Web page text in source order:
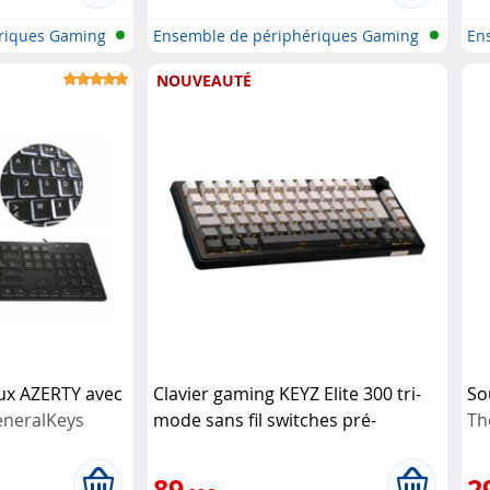
Gaming Ensemble de périphériques Gaming
AZERTY avec
NOUVEAUTÉ
Clavier gaming KEYZ Elite 300 tri-
mode sans fil switches pré-